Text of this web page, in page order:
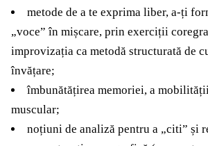
metode de a te exprima liber, a-ți
„voce” în mișcare, prin exerciții
improvizația ca metodă structurată de
învățare;
îmbunătățirea memoriei, a
muscular;
noțiuni de analiză pentru a „citi” și